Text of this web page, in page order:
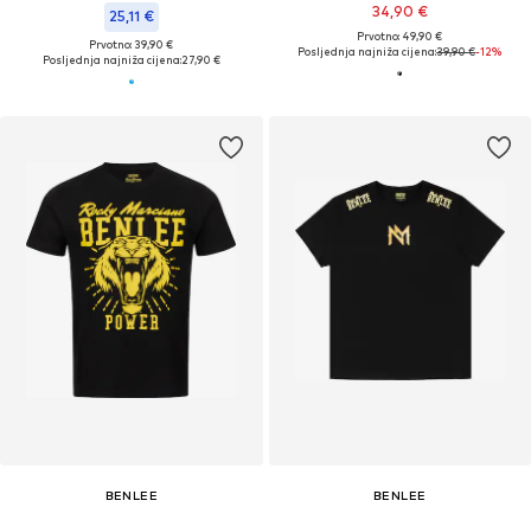
25,11 €
Prvotno: 39,90 €
Posljednja najniža cijena:27,90 €
34,90 €
Prvotno: 49,90 €
Posljednja najniža cijena:39,90 €-12%
BENLEE
BENLEE